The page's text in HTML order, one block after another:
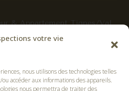
votre vie
nous utilisons des technologies telles
accéder aux informations des appareils.
nous permettra de traiter des
& Appartement Tignes/Val
d'Isère
chalet Sainte-Foy-
Bourg-Saint-Maurice
Les Arcs – La Plagne